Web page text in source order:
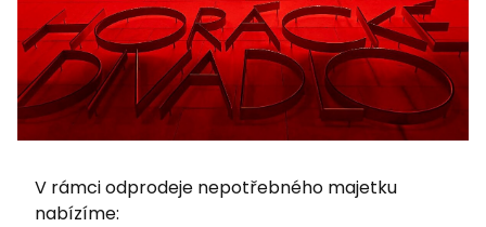
V rámci odprodeje nepotřebného majetku
nabízíme: